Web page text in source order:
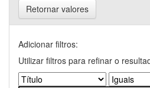
Retornar valores
Adicionar filtros:
Utilizar filtros para refinar o